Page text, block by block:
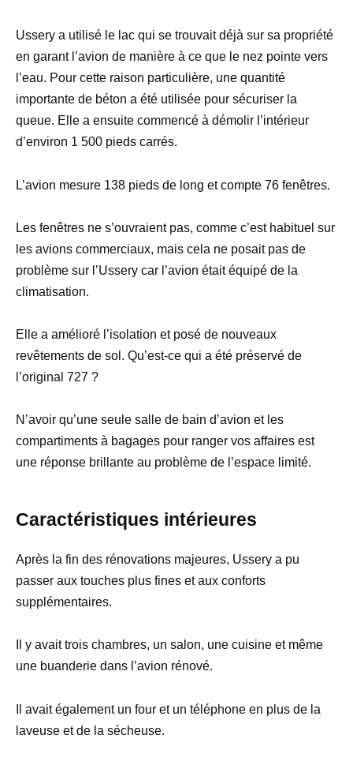
Ussery a utilisé le lac qui se trouvait déjà sur sa propriété
en garant l’avion de manière à ce que le nez pointe vers
l’eau. Pour cette raison particulière, une quantité
importante de béton a été utilisée pour sécuriser la
queue. Elle a ensuite commencé à démolir l’intérieur
d’environ 1 500 pieds carrés.
L’avion mesure 138 pieds de long et compte 76 fenêtres.
Les fenêtres ne s’ouvraient pas, comme c’est habituel sur
les avions commerciaux, mais cela ne posait pas de
problème sur l’Ussery car l’avion était équipé de la
climatisation.
Elle a amélioré l’isolation et posé de nouveaux
revêtements de sol. Qu’est-ce qui a été préservé de
l’original 727 ?
N’avoir qu’une seule salle de bain d’avion et les
compartiments à bagages pour ranger vos affaires est
une réponse brillante au problème de l’espace limité.
Caractéristiques intérieures
Après la fin des rénovations majeures, Ussery a pu
passer aux touches plus fines et aux conforts
supplémentaires.
Il y avait trois chambres, un salon, une cuisine et même
une buanderie dans l’avion rénové.
Il avait également un four et un téléphone en plus de la
laveuse et de la sécheuse.